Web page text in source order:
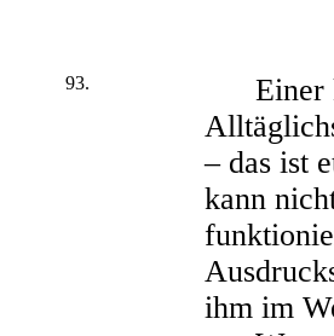
93.
Einer
– das ist
kann
ihm im